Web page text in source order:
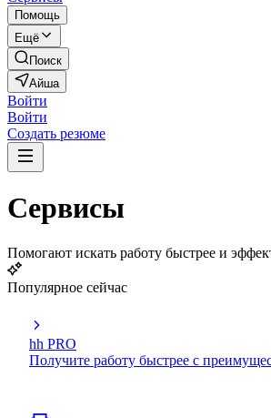
Помощь
Ещё
Поиск
Айша
Войти
Войти
Создать резюме
Сервисы
Помогают искать работу быстрее и
Популярное сейчас
hh PRO
Получите работу быстрее с